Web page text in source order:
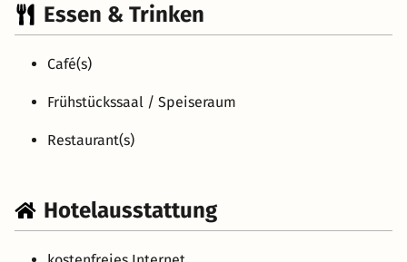
Essen & Trinken
Café(s)
Frühstückssaal / Speiseraum
Restaurant(s)
Hotelausstattung